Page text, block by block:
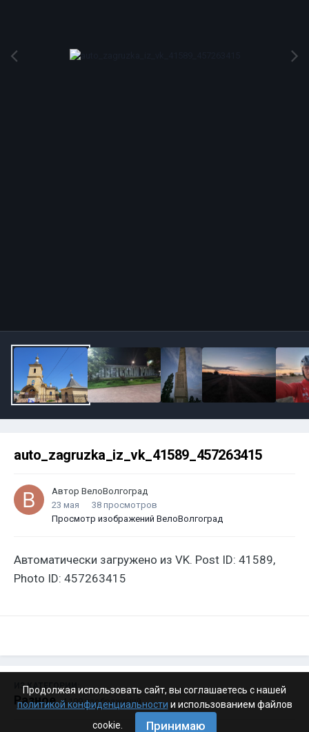
auto_zagruzka_iz_vk_41589_457263415
Автор ВелоВолгоград
23 мая
38 просмотров
Просмотр изображений ВелоВолгоград
Автоматически загружено из VK. Post ID: 41589,
Photo ID: 457263415
ИЗ КАТЕГОРИИ:
Разное · 4 199 изображений
Продолжая использовать сайт, вы соглашаетесь с нашей
политикой конфиденциальности и использованием файлов
cookie.
Принимаю